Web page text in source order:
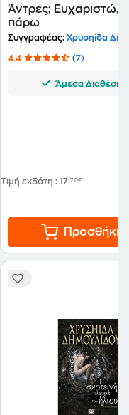
Άντρες; Ευχαριστώ,
πάρω
Συγγραφέας: Χρυσηίδα
4.4 (7)
Άμεσα Διαθέσιμο
Τιμή εκδότη : 17,70€
Προσθήκη